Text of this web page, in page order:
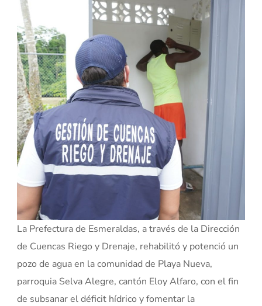
La Prefectura de Esmeraldas, a través de la Dirección
de Cuencas Riego y Drenaje, rehabilitó y potenció un
pozo de agua en la comunidad de Playa Nueva,
parroquia Selva Alegre, cantón Eloy Alfaro, con el fin
de subsanar el déficit hídrico y fomentar la